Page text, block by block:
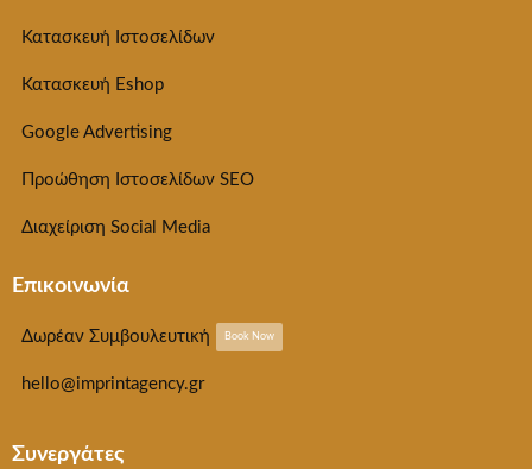
Κατασκευή Ιστοσελίδων
Κατασκευή Eshop
Google Advertising
Προώθηση Ιστοσελίδων SEO
Διαχείριση Social Media
Επικοινωνία
Δωρέαν Συμβουλευτική Book Now
hello@imprintagency.gr
Συνεργάτες